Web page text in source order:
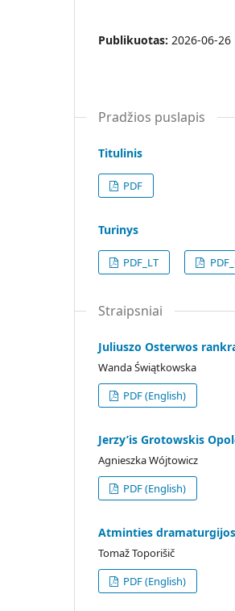
Publikuotas: 2026-06-26
Pradžios puslapis
Titulinis
PDF
Turinys
PDF_LT
Straipsniai
Juliuszo Osterwos
Wanda Świątkowska
PDF (English)
Jerzy’is Grotowskis
Agnieszka Wójtowicz
PDF (English)
Atminties
Tomaž Toporišič
PDF (English)